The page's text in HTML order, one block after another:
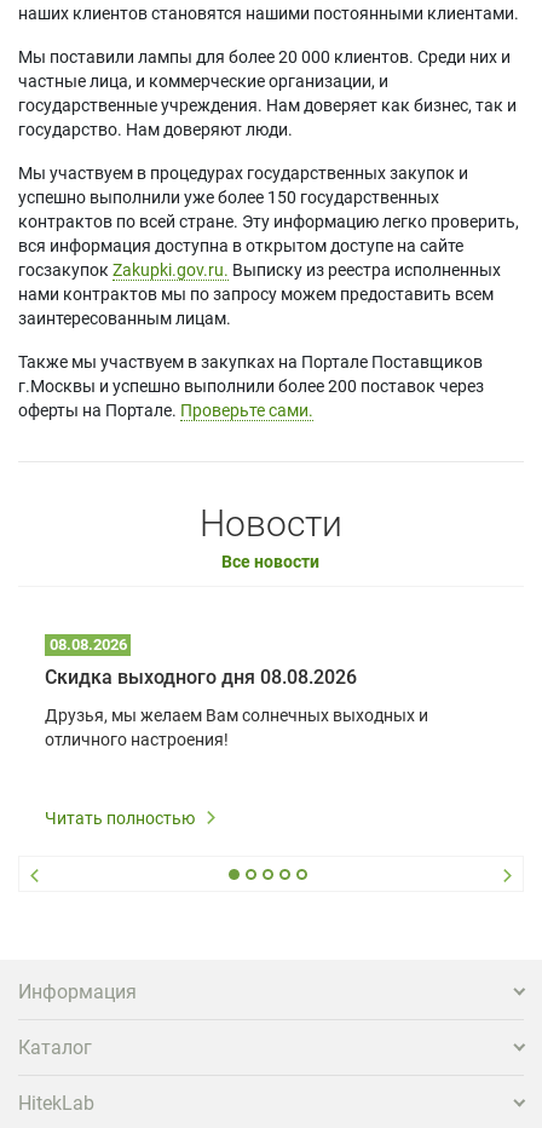
наших клиентов становятся нашими постоянными клиентами.
Мы поставили лампы для более 20 000 клиентов. Среди них и
частные лица, и коммерческие организации, и
государственные учреждения. Нам доверяет как бизнес, так и
государство. Нам доверяют люди.
Мы участвуем в процедурах государственных закупок и
успешно выполнили уже более 150 государственных
контрактов по всей стране. Эту информацию легко проверить,
вся информация доступна в открытом доступе на сайте
госзакупок Zakupki.gov.ru. Выписку из реестра исполненных
нами контрактов мы по запросу можем предоставить всем
заинтересованным лицам.
Также мы участвуем в закупках на Портале Поставщиков
г.Москвы и успешно выполнили более 200 поставок через
оферты на Портале. Проверьте сами.
Новости
Все новости
08.08.2026
Скидка выходного дня 08.08.2026
Друзья, мы желаем Вам солнечных выходных и
отличного настроения!
Читать полностью
Информация
Каталог
HitekLab